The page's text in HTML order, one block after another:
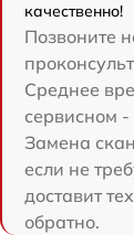
качественно!
Позвоните
Среднее
сервисном -
Замена
если не
доставит
обратно.